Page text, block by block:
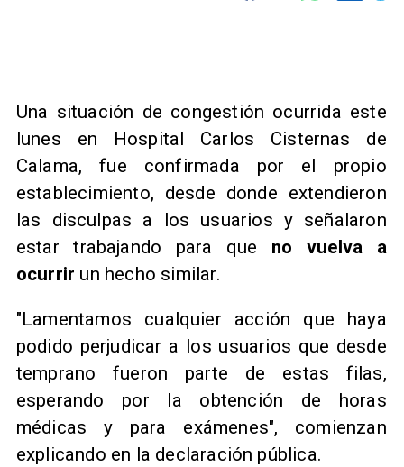
Una situación de congestión ocurrida este
lunes en Hospital Carlos Cisternas de
Calama, fue confirmada por el propio
establecimiento, desde donde extendieron
las disculpas a los usuarios y señalaron
estar trabajando para que no vuelva a
ocurrir un hecho similar.
"Lamentamos cualquier acción que haya
podido perjudicar a los usuarios que desde
temprano fueron parte de estas filas,
esperando por la obtención de horas
médicas y para exámenes", comienzan
explicando en la declaración pública.